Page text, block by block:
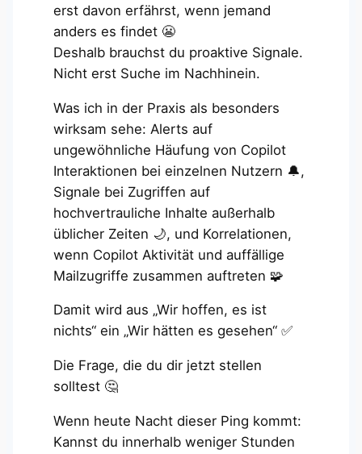
erst davon erfährst, wenn jemand
anders es findet 😬
Deshalb brauchst du proaktive Signale.
Nicht erst Suche im Nachhinein.
Was ich in der Praxis als besonders
wirksam sehe: Alerts auf
ungewöhnliche Häufung von Copilot
Interaktionen bei einzelnen Nutzern 🔔,
Signale bei Zugriffen auf
hochvertrauliche Inhalte außerhalb
üblicher Zeiten 🌙, und Korrelationen,
wenn Copilot Aktivität und auffällige
Mailzugriffe zusammen auftreten 🧩
Damit wird aus „Wir hoffen, es ist
nichts“ ein „Wir hätten es gesehen“ ✅
Die Frage, die du dir jetzt stellen
solltest 🤔
Wenn heute Nacht dieser Ping kommt:
Kannst du innerhalb weniger Stunden